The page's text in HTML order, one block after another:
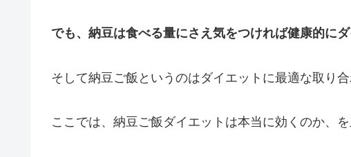
でも、納豆は食べる量にさえ気をつければ健康的に
そして納豆ご飯というのはダイエットに最適な取り合
ここでは、納豆ご飯ダイエットは本当に効くのか、